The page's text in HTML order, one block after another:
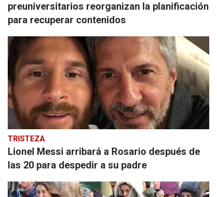
preuniversitarios reorganizan la planificación
para recuperar contenidos
TRISTEZA
Lionel Messi arribará a Rosario después de
las 20 para despedir a su padre